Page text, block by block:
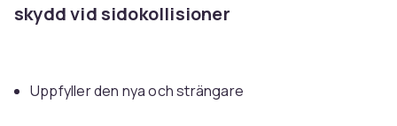
skydd vid sidokollisioner
Uppfyller den nya och strängare